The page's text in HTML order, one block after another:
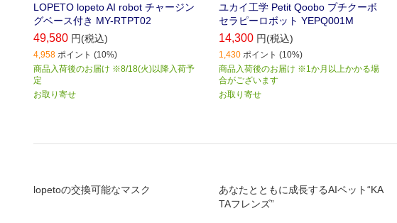
LOPETO lopeto AI robot チャージン
グベース付き MY-RTPT02
49,580 円(税込)
4,958 ポイント (10%)
商品入荷後のお届け ※8/18(火)以降入荷予
定
お取り寄せ
ユカイ工学 Petit Qoobo プチクーボ
セラピーロボット YEPQ001M
14,300 円(税込)
1,430 ポイント (10%)
商品入荷後のお届け ※1か月以上かかる場
合がございます
お取り寄せ
lopetoの交換可能なマスク
あなたとともに成長するAIペット“KA
TAフレンズ”